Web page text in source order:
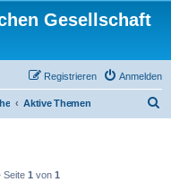
Gesellschaft
Anmelden
Registrieren
Aktive Themen
Seite 1 von 1